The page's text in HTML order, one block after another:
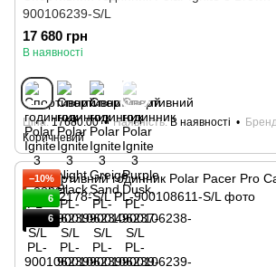
900106239-S/L
17 680 грн
В наявності
Ціна 17680.00 Наявність В наявності
Коричневий
−10%
6
6